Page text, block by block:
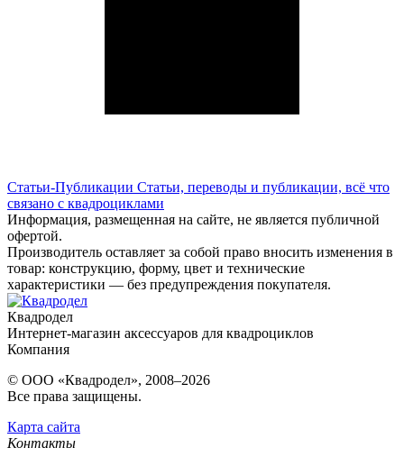
Статьи-Публикации Статьи, переводы и публикации, всё что
связано с квадроциклами
Информация, размещенная на сайте, не является публичной
офертой.
Производитель оставляет за собой право вносить изменения в
товар: конструкцию, форму, цвет и технические
характеристики — без предупреждения покупателя.
Квадродел
Интернет-магазин аксессуаров для квадроциклов
Компания
© ООО «Квадродел», 2008–2026
Все права защищены.
Карта сайта
Контакты